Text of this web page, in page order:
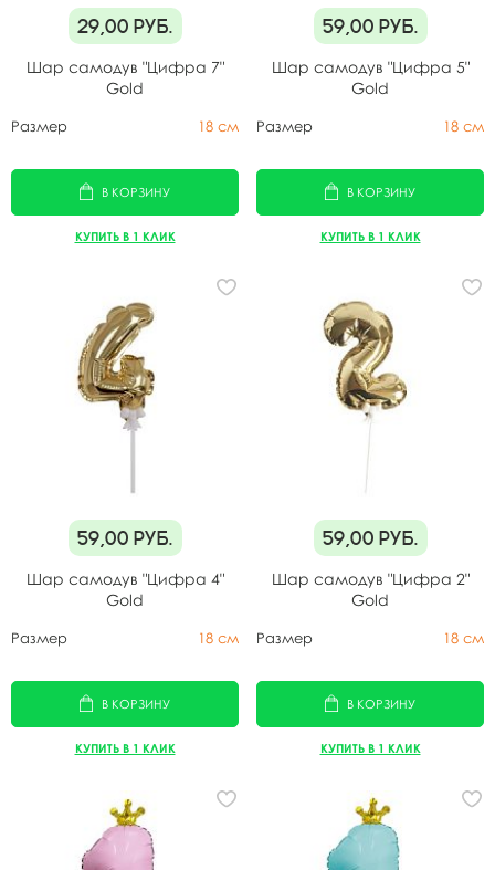
29,00 руб.
Шар самодув "Цифра 7"
Gold
Размер 18 см
В КОРЗИНУ
КУПИТЬ В 1 КЛИК
59,00 руб.
Шар самодув "Цифра 5"
Gold
Размер 18 см
В КОРЗИНУ
КУПИТЬ В 1 КЛИК
59,00 руб.
Шар самодув "Цифра 4"
Gold
Размер 18 см
В КОРЗИНУ
КУПИТЬ В 1 КЛИК
59,00 руб.
Шар самодув "Цифра 2"
Gold
Размер 18 см
В КОРЗИНУ
КУПИТЬ В 1 КЛИК